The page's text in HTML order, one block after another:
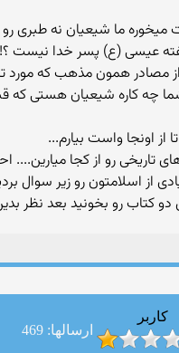
عیسی (ع) پسر خدا نیست
مصادر همون مذهب که
چه کاره شیعیان هستی که
از اونجا واست بیارم...
تاریخی رو از کجا
از اسلامتون رو زیر سوال
دو کتاب رو بخونید بعد نظر
کاربر
ارسالها: 469